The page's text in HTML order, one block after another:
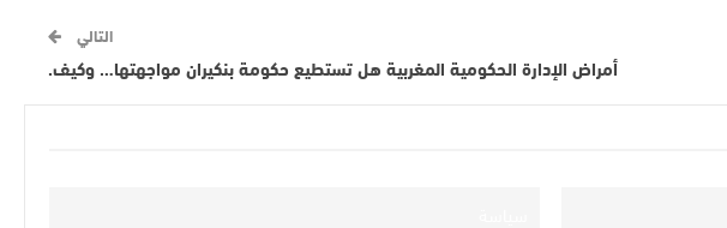
التالي
أمراض الإدارة الحكومية المغربية هل تستطيع حكومة بنكيران مواجهتها… وكيف.